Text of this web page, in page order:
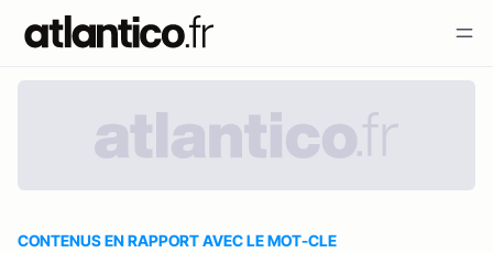
CONTENUS EN RAPPORT AVEC LE MOT-CLE